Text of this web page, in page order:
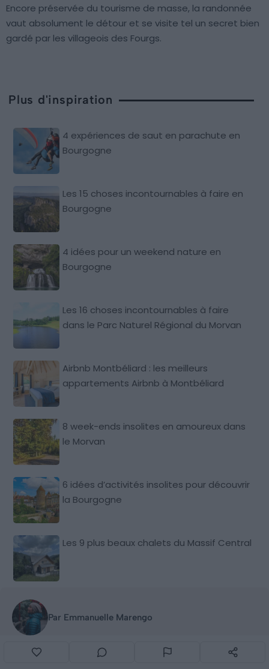
Encore préservée du tourisme de masse, la randonnée
vaut absolument le détour et se visite tel un secret bien
gardé par les villageois des Fourgs.
Plus d'inspiration
4 expériences de saut en parachute en
Bourgogne
Les 15 choses incontournables à faire en
Bourgogne
4 idées pour un weekend nature en
Bourgogne
Les 16 choses incontournables à faire
dans le Parc Naturel Régional du Morvan
Airbnb Montbéliard : les meilleurs
appartements Airbnb à Montbéliard
8 week-ends insolites en amoureux dans
le Morvan
6 idées d’activités insolites pour découvrir
la Bourgogne
Les 9 plus beaux chalets du Massif Central
Par Emmanuelle Marengo
vanlifeuse et digitale nomade, une évidence a grandi